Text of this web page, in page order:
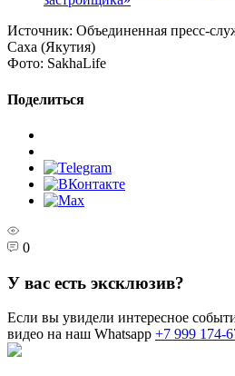
Источник: Объединенная пресс-
Саха (Якутия)
Фото: SakhaLife
Поделиться
0
У вас есть эксклюзив?
Если вы увидели интересное
видео на наш Whatsapp +7 999 174-